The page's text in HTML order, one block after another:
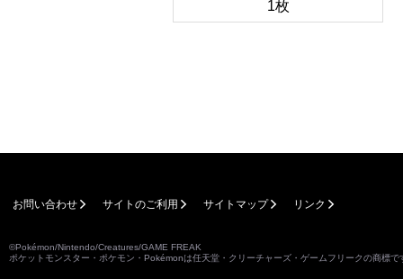
1枚
お問い合わせ サイトのご利用 サイトマップ リンク
©Pokémon/Nintendo/Creatures/GAME FREAK
ポケットモンスター・ポケモン・Pokémonは任天堂・クリーチャーズ・ゲームフリークの商標で